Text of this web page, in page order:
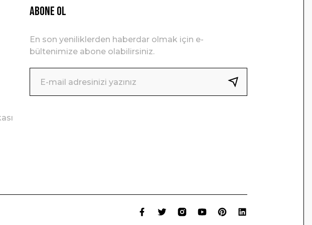
ABONE OL
En son yeniliklerden haberdar olmak için e-
bültenimize abone olabilirsiniz.